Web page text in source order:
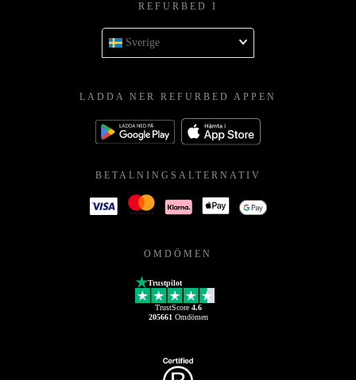
REFURBED I
Sverige
LADDA NER REFURBED APPEN
BETALNINGSALTERNATIV
OMDÖMEN
Trustpilot
TrustScore 4.6
205661 Omdömen